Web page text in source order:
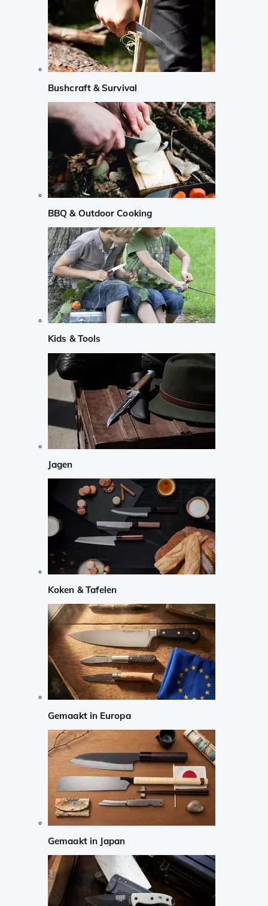
Bushcraft & Survival
BBQ & Outdoor Cooking
Kids & Tools
Jagen
Koken & Tafelen
Gemaakt in Europa
Gemaakt in Japan